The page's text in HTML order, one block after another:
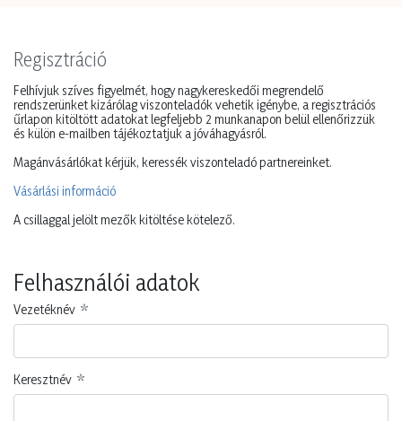
Regisztráció
Felhívjuk szíves figyelmét, hogy nagykereskedői megrendelő
rendszerünket kizárólag viszonteladók vehetik igénybe, a regisztrációs
űrlapon kitöltött adatokat legfeljebb 2 munkanapon belül ellenőrizzük
és külön e-mailben tájékoztatjuk a jóváhagyásról.
Magánvásárlókat kérjük, keressék viszonteladó partnereinket.
Vásárlási információ
A csillaggal jelölt mezők kitöltése kötelező.
Felhasználói adatok
Vezetéknév
Keresztnév